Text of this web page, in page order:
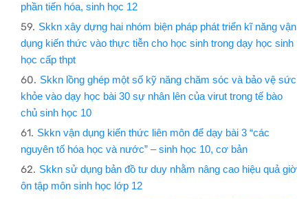
phần tiến hóa, sinh học 12
Skkn xây dựng hai nhóm biện pháp phát triển kĩ năng vận
dụng kiến thức vào thực tiễn cho học sinh trong dạy học sinh
học cấp thpt
Skkn lồng ghép một số kỹ năng chăm sóc và bảo vệ sức
khỏe vào dạy học bài 30 sự nhân lên của virut trong tế bào
chủ sinh học 10
Skkn vận dụng kiến thức liên môn để dạy bài 3 “các
nguyên tố hóa học và nước” – sinh học 10, cơ bản
Skkn sử dụng bản đồ tư duy nhằm nâng cao hiệu quả giờ
ôn tập môn sinh học lớp 12